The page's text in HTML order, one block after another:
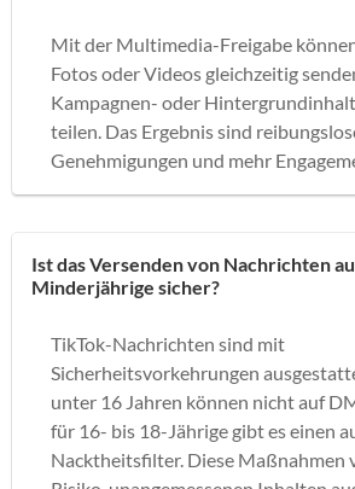
Mit der Multimedia-Freigabe
Fotos oder Videos gleichzeitig
Kampagnen- oder
teilen. Das Ergebnis sind
Genehmigungen und mehr
Ist das Versenden von Nachrichten
Minderjährige sicher?
TikTok-Nachrichten sind mit
Sicherheitsvorkehrungen
unter 16 Jahren können nicht auf
für 16- bis 18-Jährige gibt es einen
Nacktheitsfilter. Diese Maßnahmen